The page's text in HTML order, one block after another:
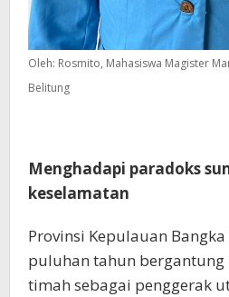
Oleh: Rosmito, Mahasiswa Magister
Belitung
Menghadapi paradoks
keselamatan
Provinsi Kepulauan
puluhan tahun
timah sebagai penggerak